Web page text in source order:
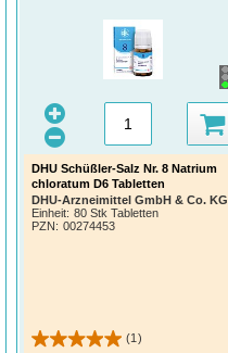
DHU Schüßler-Salz Nr. 8 Natrium
chloratum D6 Tabletten
DHU-Arzneimittel GmbH & Co. KG
Einheit: 80 Stk Tabletten
PZN: 00274453
(1)